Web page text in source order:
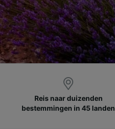
Reis naar duizenden
bestemmingen in 45 landen